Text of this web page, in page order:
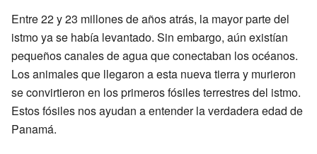
Entre 22 y 23 millones de años atrás, la mayor parte del
istmo ya se había levantado. Sin embargo, aún existían
pequeños canales de agua que conectaban los océanos.
Los animales que llegaron a esta nueva tierra y murieron
se convirtieron en los primeros fósiles terrestres del istmo.
Estos fósiles nos ayudan a entender la verdadera edad de
Panamá.